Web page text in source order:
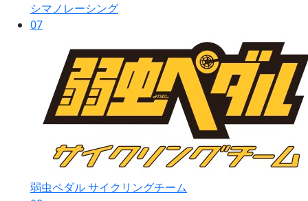
シマノレーシング
07
弱虫ペダル サイクリングチーム